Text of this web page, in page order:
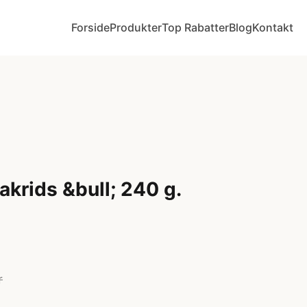
ForsideProdukterTop RabatterBlogKontakt
&bull; 240 g.